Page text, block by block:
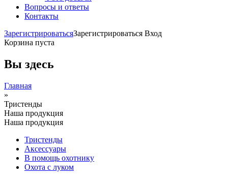
Вопросы и ответы
Контакты
ЗарегистрироватьсяЗарегистрироваться Вход
Корзина пуста
Вы здесь
Главная
»
Тристенды
Наша продукция
Наша продукция
Тристенды
Аксессуары
В помощь охотнику
Охота с луком